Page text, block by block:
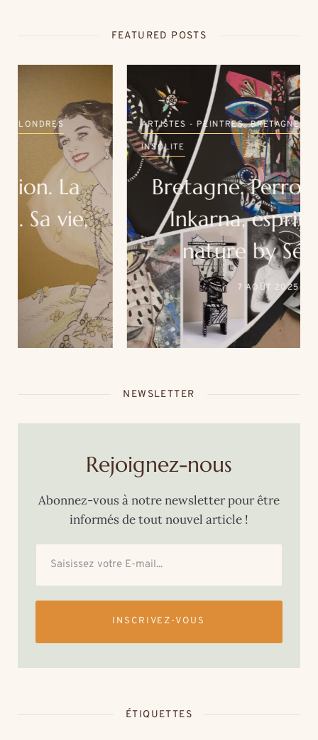
FEATURED POSTS
ARTISTES - PEINTRES BRETAGNE
COUPS DE ❤
INSOLITE
Bretagne. Perros-Guirec.
Inkarna, esprits de la
nature by Séb. Un
événement unique au
cœur de la thalasso Roz
Marine
7 AOÛT 2025
NEWSLETTER
Rejoignez-nous
Abonnez-vous à notre newsletter pour être
informés de tout nouvel article !
INSCRIVEZ-VOUS
ÉTIQUETTES